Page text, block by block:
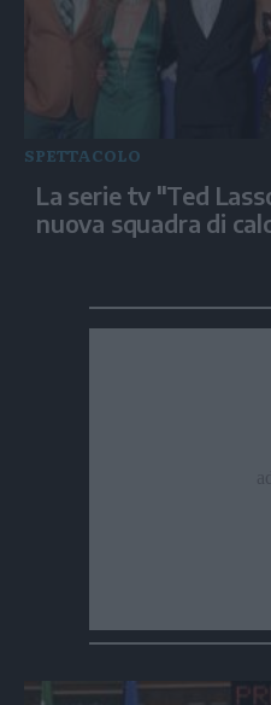
SPETTACOLO
La serie tv "Ted
nuova squadra di